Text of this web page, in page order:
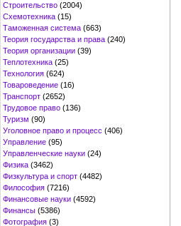
Строительство (2004)
Схемотехника (15)
Таможенная система (663)
Теория государства и права (240)
Теория организации (39)
Теплотехника (25)
Технология (624)
Товароведение (16)
Транспорт (2652)
Трудовое право (136)
Туризм (90)
Уголовное право и процесс (406)
Управление (95)
Управленческие науки (24)
Физика (3462)
Физкультура и спорт (4482)
Философия (7216)
Финансовые науки (4592)
Финансы (5386)
Фотография (3)